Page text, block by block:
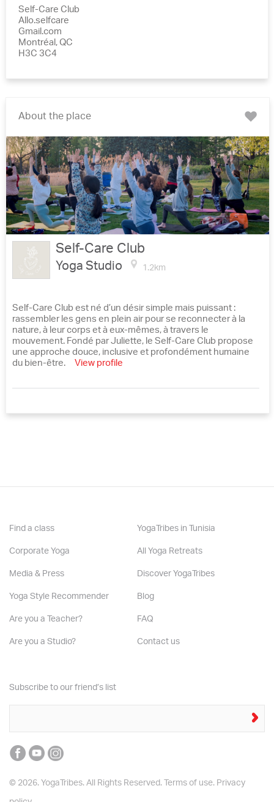
Self-Care Club
Allo.selfcare
Gmail.com
Montréal, QC
H3C 3C4
About the place Add
to
my
Self-Care Club
Yoga Studio 1.2km
Self-Care Club est né d’un désir simple mais puissant :
rassembler les gens en plein air pour se reconnecter à la
nature, à leur corps et à eux-mêmes, à travers le
mouvement. Fondé par Juliette, le Self-Care Club propose
une approche douce, inclusive et profondément humaine
du bien-être. View profile
Find a class
Corporate Yoga
Media & Press
Yoga Style Recommender
Are you a Teacher?
Are you a Studio?
YogaTribes in Tunisia
All Yoga Retreats
Discover YogaTribes
Blog
FAQ
Contact us
Subscribe to our friend’s list
© 2026. YogaTribes. All Rights Reserved.Terms of use.Privacy